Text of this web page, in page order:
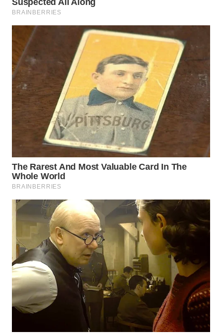
WN
PRIANGAN
TIMUR
SEMARANG
WN
SOLO
WN
BOROBUDUR
WN
MADURA
WN
SURABAYA
WN
NATUNA
WN
BINTAN
WN